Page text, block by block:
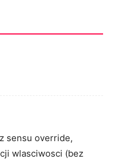
sensu override,
wlasciwosci (bez